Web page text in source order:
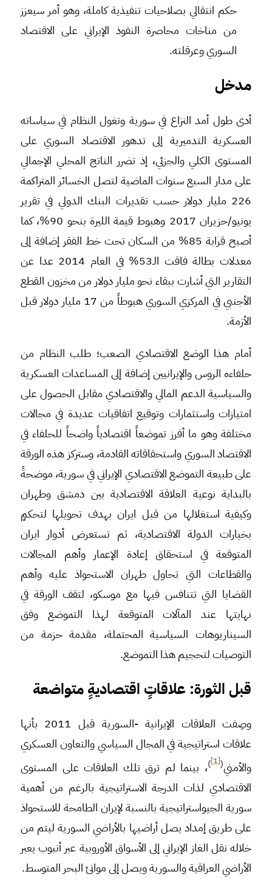
حكم انتقالي بصلاحيات تنفيذية كاملة، وهو أمر سيعزز
من مناخات محاصرة النفوذ الإيراني على الاقتصاد
السوري وعرقلته.
مدخل
أدى طول أمد النزاع في سورية وتغول النظام في سياساته
العسكرية التدميرية إلى تدهور الاقتصاد السوري على
المستوى الكلي والجزئي، إذ تضرر الناتج المحلي الإجمالي
على مدار السبع سنوات الماضية لتصل الخسائر المتراكمة
226 مليار دولار حسب تقديرات البنك الدولي في تقرير
يونيو/حزيران 2017 وهبوط قيمة الليرة بنحو 90%، كما
أصبح قرابة 85% من السكان تحت خط الفقر إضافة إلى
معدلات بطالة فاقت الـ53% في العام 2014 عدا عن
التقارير التي أشارت ببقاء نحو مليار دولار من مخزون القطع
الأجنبي في المركزي السوري هبوطاً من 17 مليار دولار قبل
الأزمة.
أمام هذا الوضع الاقتصادي الصعب؛ طلب النظام من
حلفاءه الروس والإيرانيين إضافة إلى المساعدات العسكرية
والسياسية الدعم المالي والاقتصادي مقابل الحصول على
امتيازات واستثمارات وتوقيع اتفاقيات عديدة في مجالات
مختلفة وهو ما أفرز تموضعاً اقتصادياً واضحاً للحلفاء في
الاقتصاد السوري واستحقاقاته القادمة، وستركز هذه الورقة
على طبيعة التموضع الاقتصادي الإيراني في سورية، موضحةً
بالبداية نوعية العلاقة الاقتصادية بين دمشق وطهران
وكيفية استغلالها من قبل ايران بهدف تحويلها لتحكمٍ
بخيارات الدولة الاقتصادية، ثم تستعرض أدوار ايران
المتوقعة في استحقاق إعادة الإعمار وأهم المجالات
والقطاعات التي تحاول طهران الاستحواذ عليه وأهم
القضايا التي تتنافس فيها مع موسكو، لتقف الورقة في
نهايتها عند المآلات المتوقعة لهذا التموضع وفق
السيناريوهات السياسية المحتملة، مقدمة حزمة من
التوصيات لتحجيم هذا التموضع.
قبل الثورة: علاقاتٍ اقتصاديةٍ متواضعة
وصِفت العلاقات الإيرانية -السورية قبل 2011 بأنها
علاقات استراتيجية في المجال السياسي والتعاون العسكري
والأمني(
[1]
)، بينما لم ترق تلك العلاقات على المستوى
الاقتصادي لذات الدرجة الاستراتيجية بالرغم من أهمية
سورية الجيواستراتيجية بالنسبة لإيران الطامحة للاستحواذ
على طريق إمداد يصل أراضيها بالأراضي السورية ليتم من
خلاله نقل الغاز الإيراني إلى الأسواق الأوروبية عبر أنبوب يعبر
الأراضي العراقية والسورية ويصل إلى موانئ البحر المتوسط.